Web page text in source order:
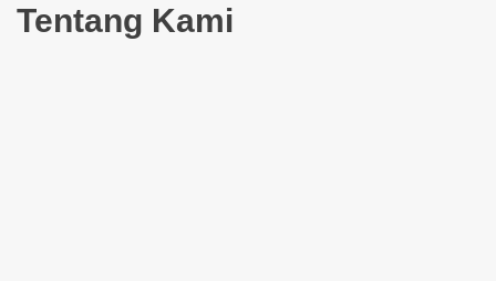
Tentang Kami